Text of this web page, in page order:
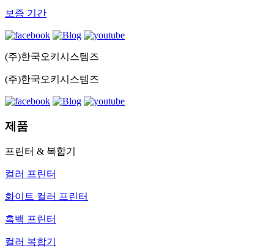
보증 기간
(주)한국오키시스템즈
(주)한국오키시스템즈
제품
프린터 & 복합기
컬러 프린터
화이트 컬러 프린터
흑백 프린터
컬러 복합기